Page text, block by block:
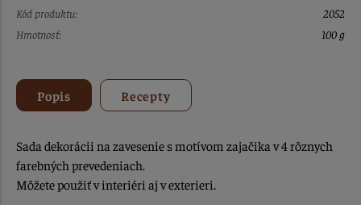
Kód produktu:
2052
Hmotnosť:
100 g
Popis Recepty
Sada dekorácii na zavesenie s motívom zajačika v 4 rôznych
farebných prevedeniach.
Môžete použiť v interiéri aj v exterieri.